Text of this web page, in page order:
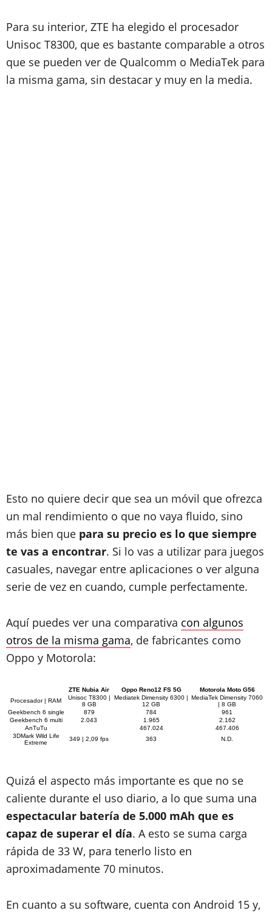
Para su interior, ZTE ha elegido el procesador
Unisoc T8300, que es bastante comparable a otros
que se pueden ver de Qualcomm o MediaTek para
la misma gama, sin destacar y muy en la media.
Esto no quiere decir que sea un móvil que ofrezca
un mal rendimiento o que no vaya fluido, sino
más bien que para su precio es lo que siempre
te vas a encontrar. Si lo vas a utilizar para juegos
casuales, navegar entre aplicaciones o ver alguna
serie de vez en cuando, cumple perfectamente.
Aquí puedes ver una comparativa con algunos
otros de la misma gama, de fabricantes como
Oppo y Motorola:
ZTE Nubia Air Oppo Reno12 FS 5G
Motorola Moto G56
Procesador | RAM
Unisoc T8300 |
8 GB
Mediatek Dimensity 6300 |
12 GB
MediaTek Dimensity 7060
| 8 GB
Geekbench 6 single
879 784
961
Geekbench 6 multi
2.043 1.965
2.162
AnTuTu
467.024
467.406
3DMark Wild Life
Extreme
349 | 2,09 fps 363 N.D.
Quizá el aspecto más importante es que no se
caliente durante el uso diario, a lo que suma una
espectacular batería de 5.000 mAh que es
capaz de superar el día. A esto se suma carga
rápida de 33 W, para tenerlo listo en
aproximadamente 70 minutos.
En cuanto a su software, cuenta con Android 15 y,